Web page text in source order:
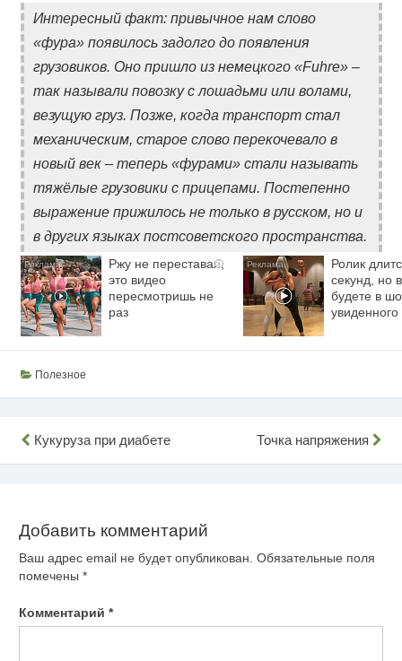
Интересный факт: привычное нам слово
«фура» появилось задолго до появления
грузовиков. Оно пришло из немецкого «Fuhre» –
так называли повозку с лошадьми или волами,
везущую груз. Позже, когда транспорт стал
механическим, старое слово перекочевало в
новый век – теперь «фурами» стали называть
тяжёлые грузовики с прицепами. Постепенно
выражение прижилось не только в русском, но и
в других языках постсоветского пространства.
i
Ржу не переставая,
это видео
пересмотришь не
раз
Ролик
секунд, но
будете в
увиденного
Полезное
Навигация
Кукуруза при диабете Точка напряжения
Добавить комментарий
Ваш адрес email не будет опубликован. Обязательные поля
помечены *
Комментарий *